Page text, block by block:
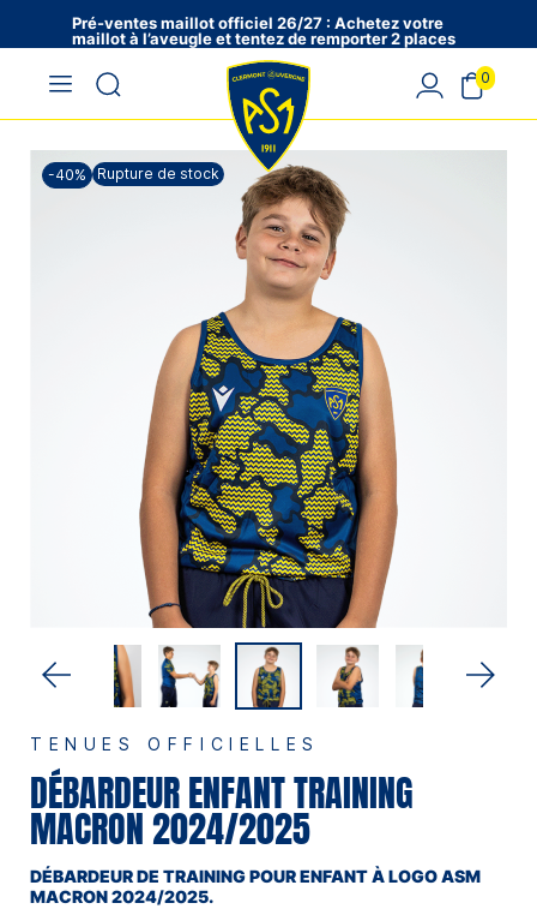
Pré-ventes maillot officiel 26/27 : Achetez votre
maillot à l’aveugle et tentez de remporter 2 places
en VIP !
-40% Rupture de stock
TENUES OFFICIELLES
DÉBARDEUR ENFANT TRAINING
MACRON 2024/2025
DÉBARDEUR DE TRAINING POUR ENFANT À LOGO ASM
MACRON 2024/2025.
0